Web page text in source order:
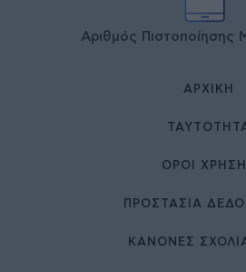
Αριθμός Πιστοποίησης
ΑΡΧΙΚΉ
ΌΡΟΙ
ΠΡΟΣΤΑΣΙΑ
ΚΑΝΟΝΕΣ